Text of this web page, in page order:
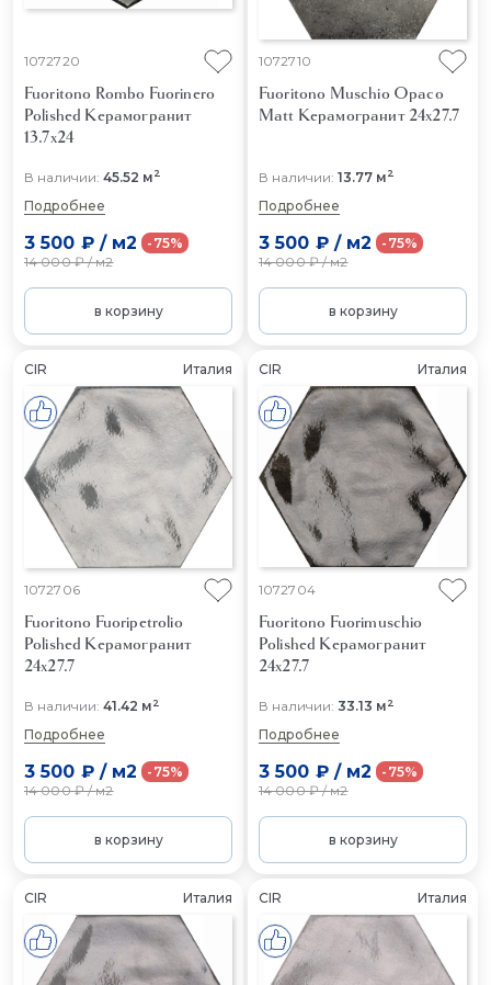
1072720
Fuoritono Rombo Fuorinero
Polished Керамогранит
13.7x24
В наличии: 45.52 м2
Подробнее
3 500 ₽/ м2
14 000 ₽/м2
-75%
в корзину
1072710
Fuoritono Muschio Opaco
Matt Керамогранит 24x27.7
В наличии: 13.77 м2
Подробнее
3 500 ₽/ м2
14 000 ₽/м2
-75%
в корзину
CIR Италия
1072706
Fuoritono Fuoripetrolio
Polished Керамогранит
24x27.7
В наличии: 41.42 м2
Подробнее
3 500 ₽/ м2
14 000 ₽/м2
-75%
в корзину
CIR Италия
1072704
Fuoritono Fuorimuschio
Polished Керамогранит
24x27.7
В наличии: 33.13 м2
Подробнее
3 500 ₽/ м2
14 000 ₽/м2
-75%
в корзину
CIR Италия CIR Италия